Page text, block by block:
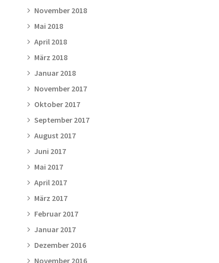
November 2018
Mai 2018
April 2018
März 2018
Januar 2018
November 2017
Oktober 2017
September 2017
August 2017
Juni 2017
Mai 2017
April 2017
März 2017
Februar 2017
Januar 2017
Dezember 2016
November 2016